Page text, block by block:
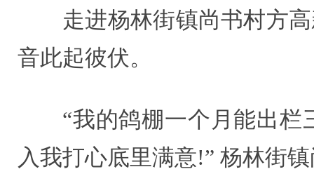
走进杨林街镇尚书村方
音此起彼伏。
“我的鸽棚一个月能出
入我打心底里满意!” 杨林街